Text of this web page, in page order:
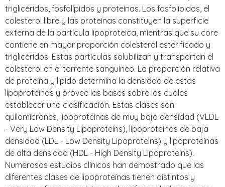
triglicéridos, fosfolípidos y proteínas. Los fosfolípidos, el
colesterol libre y las proteínas constituyen la superficie
externa de la partícula lipoproteica, mientras que su core
contiene en mayor proporción colesterol esterificado y
triglicéridos. Estas partículas solubilizan y transportan el
colesterol en el torrente sanguíneo. La proporción relativa
de proteína y lípido determina la densidad de estas
lipoproteínas y provee las bases sobre las cuales
establecer una clasificación. Estas clases son:
quilomicrones, lipoproteínas de muy baja densidad (VLDL
- Very Low Density Lipoproteins), lipoproteínas de baja
densidad (LDL - Low Density Lipoproteins) y lipoproteínas
de alta densidad (HDL - High Density Lipoproteins).
Numerosos estudios clínicos han demostrado que las
diferentes clases de lipoproteínas tienen distintos y